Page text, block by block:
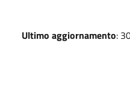
Ultimo aggiornamento: